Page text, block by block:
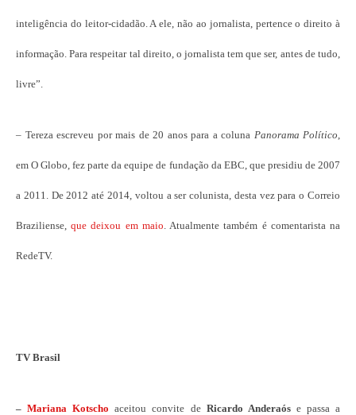
inteligência do leitor-cidadão. A ele, não ao jornalista, pertence o direito à
informação. Para respeitar tal direito, o jornalista tem que ser, antes de tudo,
livre”.
– Tereza escreveu por mais de 20 anos para a coluna Panorama Político
em O Globo, fez parte da equipe de fundação da EBC, que presidiu de 2007
a 2011. De 2012 até 2014, voltou a ser colunista, desta vez para o Correio
Braziliense,que deixou em maio . Atualmente também é comentarista na
RedeTV.
TV Brasil
–Mariana Kotscho aceitou convite de Ricardo Anderaóse passa a